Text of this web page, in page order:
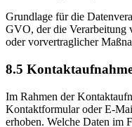
Grundlage für die
GVO, der die Verarbeitung
oder vorvertraglicher
8.5
Im Rahmen der
Kontaktformular oder E-
erhoben. Welche Daten im